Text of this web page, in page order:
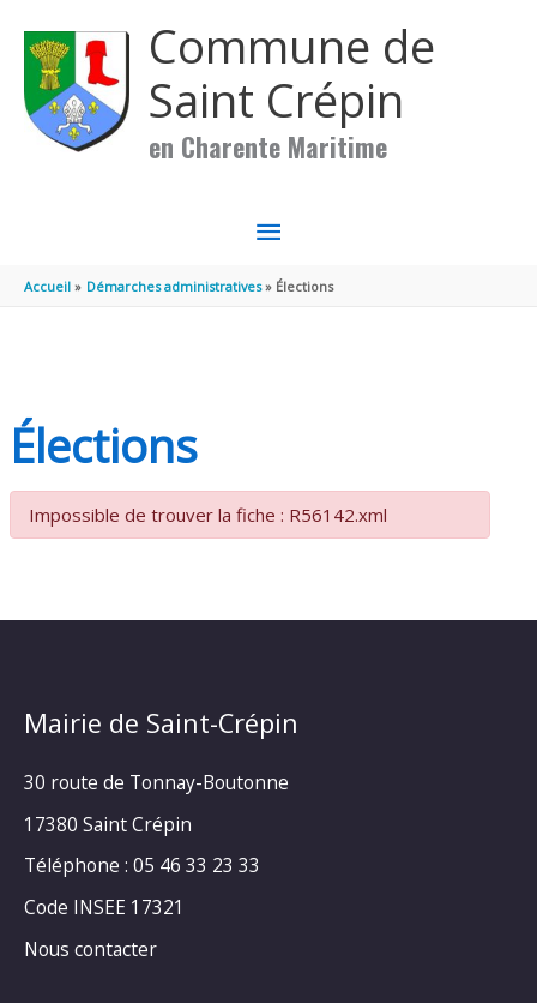
Commune de
Saint Crépin
en Charente Maritime
MENU
PRINCIPAL
Accueil Démarches administratives Élections
Élections
Impossible de trouver la fiche : R56142.xml
Mairie de Saint-Crépin
30 route de Tonnay-Boutonne
17380 Saint Crépin
Téléphone : 05 46 33 23 33
Code INSEE 17321
Nous contacter